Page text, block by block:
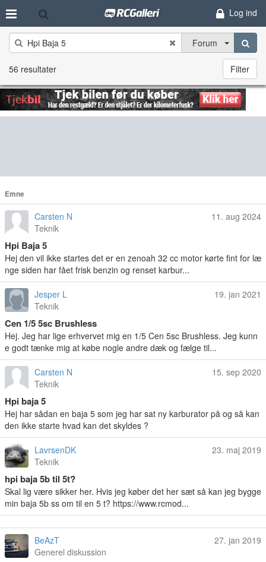
Log ind
Forum
56 resultater Filter
Emne
Carsten N
Teknik
11. aug 2024
Hpi Baja 5
Hej den vil ikke startes det er en zenoah 32 cc motor kørte fint for læ
nge siden har fået frisk benzin og renset karbur...
Jesper L
Teknik
19. jan 2021
Cen 1/5 5sc Brushless
Hej. Jeg har lige erhvervet mig en 1/5 Cen 5sc Brushless. Jeg kunn
e godt tænke mig at købe nogle andre dæk og fælge til...
Carsten N
Teknik
15. sep 2020
Hpi baja 5
Hej har sådan en baja 5 som jeg har sat ny karburator på og så kan
den ikke starte hvad kan det skyldes ?
LavrsenDK
Teknik
23. maj 2019
hpi baja 5b til 5t?
Skal lig være sikker her. Hvis jeg køber det her sæt så kan jeg bygge
min baja 5b ss om til en 5 t? https://www.rcmod...
BeAzT
Generel diskussion
27. jan 2019